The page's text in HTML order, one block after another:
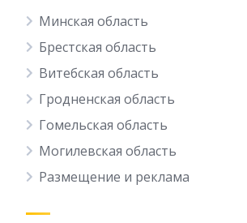
Минская область
Брестская область
Витебская область
Гродненская область
Гомельская область
Могилевская область
Размещение и реклама